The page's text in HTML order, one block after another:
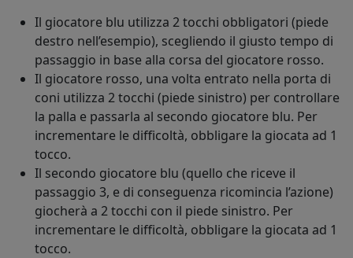
Il giocatore blu utilizza 2 tocchi obbligatori (piede
destro nell’esempio), scegliendo il giusto tempo di
passaggio in base alla corsa del giocatore rosso.
Il giocatore rosso, una volta entrato nella porta di
coni utilizza 2 tocchi (piede sinistro) per controllare
la palla e passarla al secondo giocatore blu. Per
incrementare le difficoltà, obbligare la giocata ad 1
tocco.
Il secondo giocatore blu (quello che riceve il
passaggio 3, e di conseguenza ricomincia l’azione)
giocherà a 2 tocchi con il piede sinistro. Per
incrementare le difficoltà, obbligare la giocata ad 1
tocco.